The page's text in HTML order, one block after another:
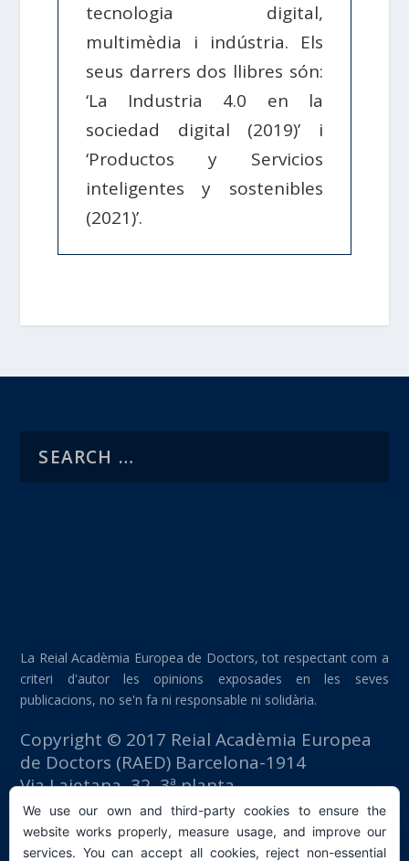
tecnologia digital,
multimèdia i indústria. Els
seus darrers dos llibres són:
‘La Industria 4.0 en la
sociedad digital (2019)’ i
‘Productos y Servicios
inteligentes y sostenibles
(2021)’.
La Reial Acadèmia Europea de Doctors, tot respectant com a
criteri d'autor les opinions exposades en les seves
publicacions, no se'n fa ni responsable ni solidària.
Copyright © 2017 Reial Acadèmia Europea
de Doctors (RAED) Barcelona-1914
Via Laietana, 32, 3ª planta
Edifici Foment del Treball
08003 Barcelona (España)
tlf: +34 93 667 40 54
We use our own and third-party cookies to ensure the
website works properly, measure usage, and improve our
services. You can accept all cookies, reject non-essential